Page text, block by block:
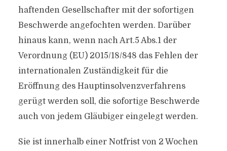
haftenden Gesellschafter mit der sofortigen
Beschwerde angefochten werden. Darüber
hinaus kann, wenn nach Art.5 Abs.1 der
Verordnung (EU) 2015/18/848 das Fehlen der
internationalen Zuständigkeit für die
Eröffnung des Hauptinsolvenzverfahrens
gerügt werden soll, die sofortige Beschwerde
auch von jedem Gläubiger eingelegt werden.
Sie ist innerhalb einer Notfrist von 2 Wochen